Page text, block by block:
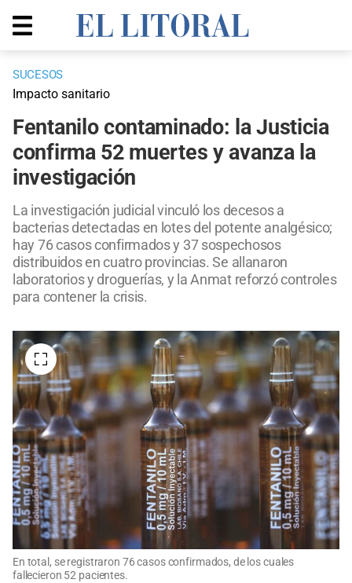
SUCESOS
Impacto sanitario
Fentanilo contaminado: la Justicia
confirma 52 muertes y avanza la
investigación
La investigación judicial vinculó los decesos a
bacterias detectadas en lotes del potente analgésico;
hay 76 casos confirmados y 37 sospechosos
distribuidos en cuatro provincias. Se allanaron
laboratorios y droguerías, y la Anmat reforzó controles
para contener la crisis.
En total, se registraron 76 casos confirmados, de los cuales
fallecieron 52 pacientes.